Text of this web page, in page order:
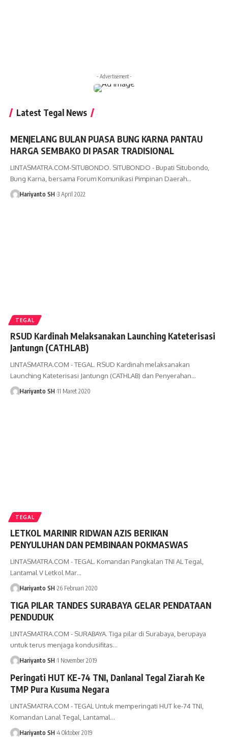
- Advertisement -
Latest Tegal News
MENJELANG BULAN PUASA BUNG KARNA PANTAU
HARGA SEMBAKO DI PASAR TRADISIONAL
LINTASMATRA.COM-SITUBONDO. SITUBONDO - Bupati Situbondo,
Bung Karna, bersama Forum Komunikasi Pimpinan Daerah…
Hariyanto SH 3 April 2022
TEGAL
RSUD Kardinah Melaksanakan Launching Kateterisasi
Jantungn (CATHLAB)
LINTASMATRA.COM - TEGAL. RSUD Kardinah melaksanakan
Launching Kateterisasi Jantungn (CATHLAB) dan Penyerahan…
Hariyanto SH 11 Maret 2020
TEGAL
LETKOL MARINIR RIDWAN AZIS BERIKAN
PENYULUHAN DAN PEMBINAAN POKMASWAS
LINTASMATRA.COM - TEGAL. Komandan Pangkalan TNI AL Tegal,
Lantamal V Letkol Mar…
Hariyanto SH 26 Februari 2020
TIGA PILAR TANDES SURABAYA GELAR PENDATAAN
PENDUDUK
LINTASMATRA.COM - SURABAYA. Tiga pilar di Surabaya, berupaya
untuk terus menjaga kondusifitas…
Hariyanto SH 1 November 2019
Peringati HUT KE-74 TNI, Danlanal Tegal Ziarah Ke
TMP Pura Kusuma Negara
LINTASMATRA.COM - TEGAL Untuk memperingati HUT ke-74 TNI,
Komandan Lanal Tegal, Lantamal…
Hariyanto SH 4 Oktober 2019